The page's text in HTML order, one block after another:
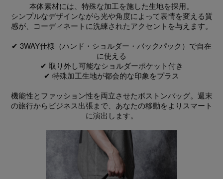
本体素材には、特殊な加工を施した生地を採用。
シンプルなデザインながら光や角度によって表情を変える質
感が、コーディネートに洗練されたアクセントを与えます。
✔ 3WAY仕様（ハンド・ショルダー・バックパック）で自在
に使える
✔ 取り外し可能なショルダーポケット付き
✔ 特殊加工生地が都会的な印象をプラス
機能性とファッション性を両立させたボストンバッグ。週末
の旅行からビジネス出張まで、あなたの移動をよりスマート
に演出します。